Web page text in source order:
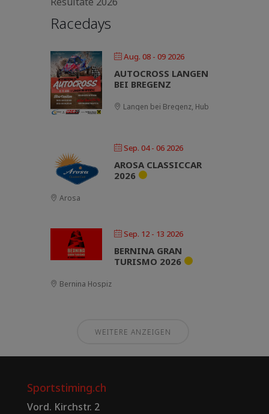
Racedays
Aug. 08 - 09 2026
AUTOCROSS LANGEN
BEI BREGENZ
Langen bei Bregenz, Hub
Sep. 04 - 06 2026
AROSA CLASSICCAR
2026
Arosa
Sep. 12 - 13 2026
BERNINA GRAN
TURISMO 2026
Bernina Hospiz
WEITERE ANZEIGEN
Sportstiming.ch
Vord. Kirchstr. 2